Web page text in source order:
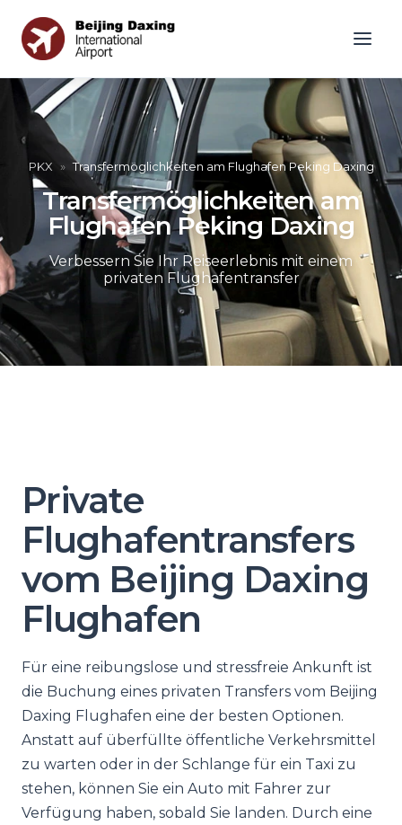
PKX » Transfermöglichkeiten am Flughafen Peking Daxing
Transfermöglichkeiten am
Flughafen Peking Daxing
Verbessern Sie Ihr Reiseerlebnis mit einem
privaten Flughafentransfer
Private
Flughafentransfers
vom Beijing Daxing
Flughafen
Für eine reibungslose und stressfreie Ankunft ist
die Buchung eines privaten Transfers vom Beijing
Daxing Flughafen eine der besten Optionen.
Anstatt auf überfüllte öffentliche Verkehrsmittel
zu warten oder in der Schlange für ein Taxi zu
stehen, können Sie ein Auto mit Fahrer zur
Verfügung haben, sobald Sie landen. Durch eine